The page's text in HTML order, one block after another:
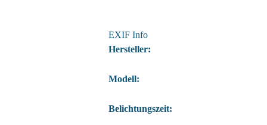
EXIF Info
Hersteller:
Modell:
Belichtungszeit: